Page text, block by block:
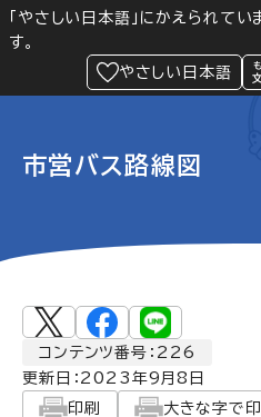
「やさしい日本語」にかえられてい
す。
やさしい日本語
Language
市営バス路線図
コンテンツ番号：226
更新日： 2023年9月8日
印刷
大きな字で印